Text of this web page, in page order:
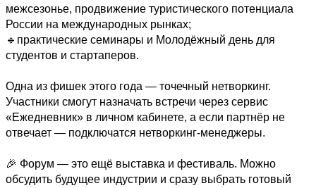
межсезонье, продвижение туристического потенциала
России на международных рынках;
🔹практические семинары и Молодёжный день для
студентов и стартаперов.
Одна из фишек этого года — точечный нетворкинг.
Участники смогут назначать встречи через сервис
«Ежедневник» в личном кабинете, а если партнёр не
отвечает — подключатся нетворкинг-менеджеры.
🎉 Форум — это ещё выставка и фестиваль. Можно
обсудить будущее индустрии и сразу выбрать готовый